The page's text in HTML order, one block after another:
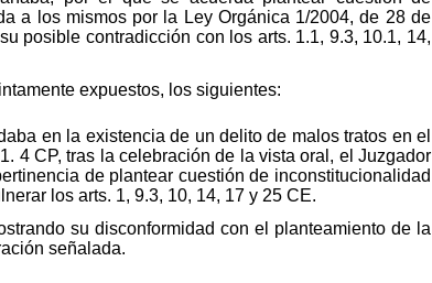
a los mismos por la Ley Orgánica 1/2004, de 28 de
posible contradicción con los arts. 1.1, 9.3, 10.1, 14,
expuestos, los siguientes:
en la existencia de un delito de malos tratos en el
4 CP, tras la celebración de la vista oral, el Juzgador
de plantear cuestión de inconstitucionalidad
los arts. 1, 9.3, 10, 14, 17 y 25 CE.
su disconformidad con el planteamiento de la
señalada.